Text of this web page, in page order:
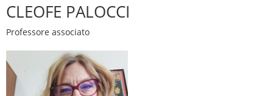
CLEOFE PALOCCI
Professore associato